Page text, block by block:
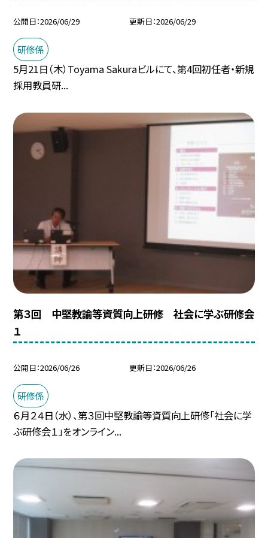
公開日 2026/06/29 更新日 2026/06/29
研修係
5月21日（木）Toyama Sakuraビルにて、第4回初任者・新規
採用教員研...
第３回 中堅教諭等資質向上研修 社会に学ぶ研修会
１
公開日 2026/06/26 更新日 2026/06/26
研修係
６月２４日（水）、第３回中堅教諭等資質向上研修「社会に学
ぶ研修会１」をオンライン...